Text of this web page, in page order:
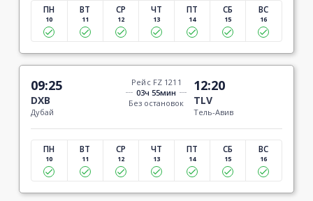
ПН
10
ВТ
11
СР
12
ЧТ
13
ПТ
14
СБ
15
ВС
16
09:25
DXB
Дубай
Рейс FZ 1211
03ч 55мин
Без остановок
12:20
TLV
Тель-Авив
ПН
10
ВТ
11
СР
12
ЧТ
13
ПТ
14
СБ
15
ВС
16